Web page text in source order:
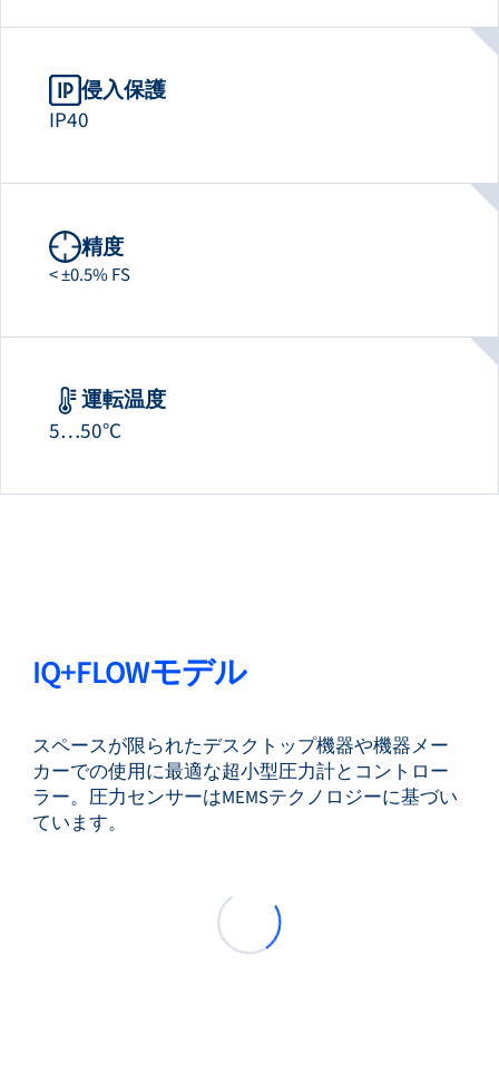
侵入保護
IP40
精度
< ±0.5% FS
運転温度
5…50°C
IQ+FLOWモデル
スペースが限られたデスクトップ機器や機器メー
カーでの使用に最適な超小型圧力計とコントロー
ラー。圧力センサーはMEMSテクノロジーに基づい
ています。